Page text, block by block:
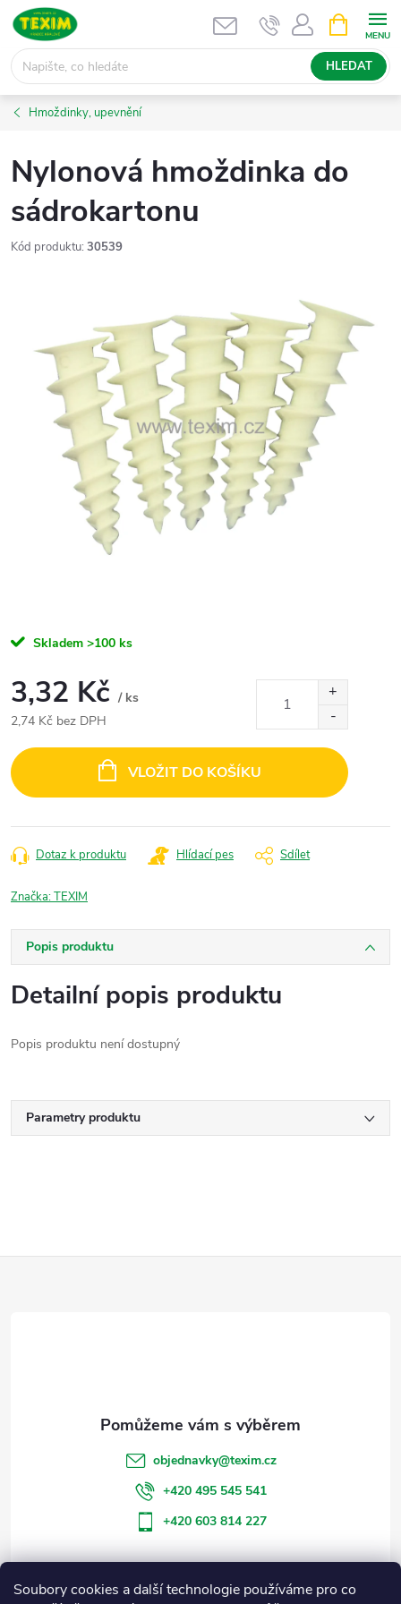
Soubory cookies a další technologie používáme pro co
Přejít
obsah
HLEDAT
NÁKUPNÍ
KOŠÍK
Hmoždinky, upevnění
Nylonová hmoždinka do
sádrokartonu
Kód produktu: 30539
Skladem >100 ks
3,32 Kč / ks
2,74 Kč bez DPH
cena:
VLOŽIT DO KOŠÍKU
Dotaz k produktu Hlídací pes Sdílet
Značka:TEXIM
Popis produktu
Detailní popis produktu
Popis produktu není dostupný
Parametry produktu
objednavky@texim.cz
+420 495 545 541
+420 603 814 227